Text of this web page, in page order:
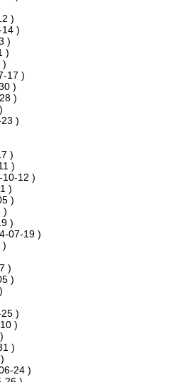
)
)
)
)
)
17 )
)
)
)
)
)
10-12 )
)
)
)
)
07-19 )
)
)
)
)
)
)
24 )